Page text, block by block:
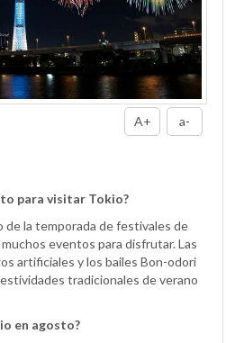
A+ a-
para visitar Tokio?
la temporada de festivales de
eventos para disfrutar. Las
artificiales y los bailes Bon-odori
tradicionales de verano
en agosto?